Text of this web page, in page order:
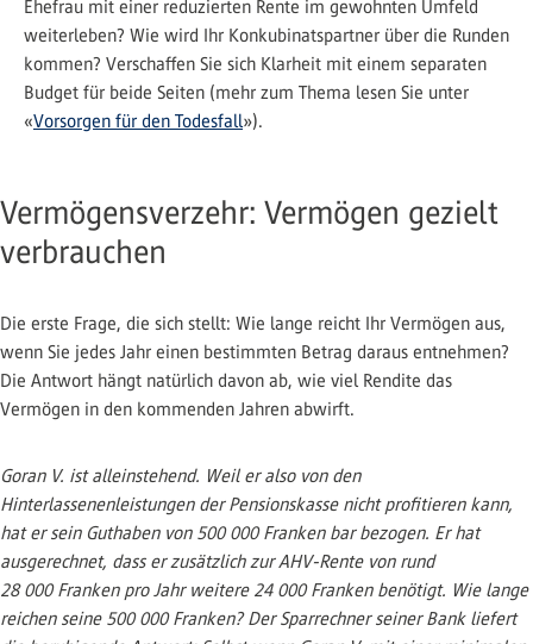
Ehefrau mit einer reduzierten Rente im gewohnten Umfeld
weiterleben? Wie wird Ihr Konkubinatspartner über die Runden
kommen? Verschaffen Sie sich Klarheit mit einem separaten
Budget für beide Seiten (mehr zum Thema lesen Sie unter
«Vorsorgen für den Todesfall»).
Vermögensverzehr: Vermögen gezielt
verbrauchen
Die erste Frage, die sich stellt: Wie lange reicht Ihr Vermögen aus,
wenn Sie jedes Jahr einen bestimmten Betrag daraus entnehmen?
Die Antwort hängt natürlich davon ab, wie viel Rendite das
Vermögen in den kommenden Jahren abwirft.
Goran V. ist alleinstehend. Weil er also von den
Hinterlassenenleistungen der Pensionskasse nicht profitieren kann,
hat er sein Guthaben von 500 000 Franken bar bezogen. Er hat
ausgerechnet, dass er zusätzlich zur AHV-Rente von rund
28 000 Franken pro Jahr weitere 24 000 Franken benötigt. Wie lange
reichen seine 500 000 Franken? Der Sparrechner seiner Bank liefert